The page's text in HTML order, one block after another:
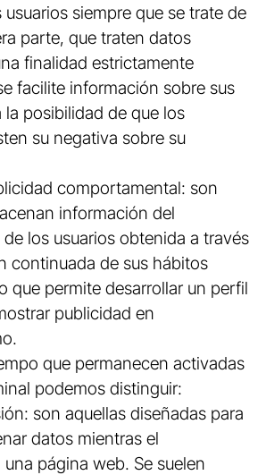
siempre que se trate de
parte, que traten datos
finalidad estrictamente
facilite información sobre sus
la posibilidad de que los
su negativa sobre su
comportamental: son
información del
los usuarios obtenida a través
continuada de sus hábitos
que permite desarrollar un perfil
publicidad en
que permanecen activadas
podemos distinguir:
son aquellas diseñadas para
datos mientras el
página web. Se suelen